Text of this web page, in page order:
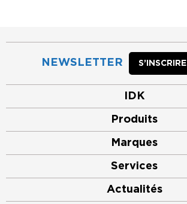
NEWSLETTER S’INSCRIRE
IDK
Produits
Marques
Services
Actualités